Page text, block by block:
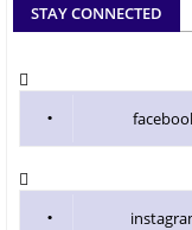
STAY CONNECTED